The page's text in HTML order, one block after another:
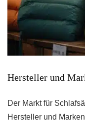
Hersteller und
Der Markt für
Hersteller und